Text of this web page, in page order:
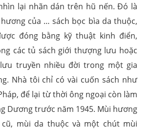
lại nhãn dán trên hũ nến. Đó là
của … sách bọc bìa da thuộc,
đóng bằng kỹ thuật kinh điển,
các tủ sách giới thượng lưu hoặc
truyền nhiều đời trong một gia
Nhà tôi chỉ có vài cuốn sách như
để lại từ thời ông ngoại còn làm
Dương trước năm 1945. Mùi hương
mùi da thuộc và một chút mùi